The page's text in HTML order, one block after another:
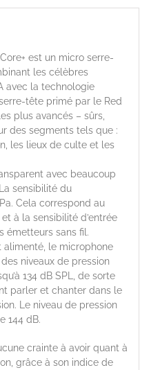
est un micro serre-
les célèbres
avec la technologie
tête primé par le Red
plus avancés – sûrs,
des segments tels que :
les lieux de culte et les
avec beaucoup
sensibilité du
Cela correspond au
à la sensibilité d’entrée
émetteurs sans fil.
alimenté, le microphone
niveaux de pression
134 dB SPL, de sorte
parler et chanter dans le
Le niveau de pression
144 dB.
crainte à avoir quant à
grâce à son indice de